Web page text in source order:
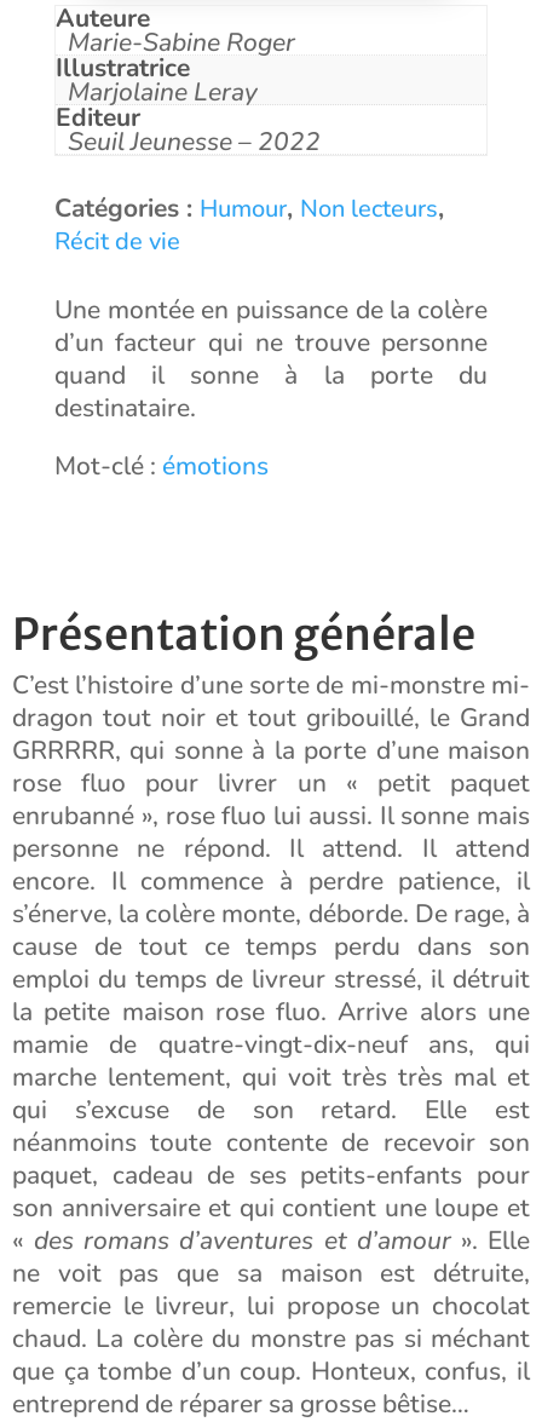
Auteure
Marie-Sabine Roger
Illustratrice
Marjolaine Leray
Editeur
Seuil Jeunesse – 2022
Catégories : Humour, Non lecteurs,
Récit de vie
Une montée en puissance de la colère
d’un facteur qui ne trouve personne
quand il sonne à la porte du
destinataire.
Mot-clé : émotions
Présentation générale
C’est l’histoire d’une sorte de mi-monstre mi-
dragon tout noir et tout gribouillé, le Grand
GRRRRR, qui sonne à la porte d’une maison
rose fluo pour livrer un « petit paquet
enrubanné », rose fluo lui aussi. Il sonne mais
personne ne répond. Il attend. Il attend
encore. Il commence à perdre patience, il
s’énerve, la colère monte, déborde. De rage, à
cause de tout ce temps perdu dans son
emploi du temps de livreur stressé, il détruit
la petite maison rose fluo. Arrive alors une
mamie de quatre-vingt-dix-neuf ans, qui
marche lentement, qui voit très très mal et
qui s’excuse de son retard. Elle est
néanmoins toute contente de recevoir son
paquet, cadeau de ses petits-enfants pour
son anniversaire et qui contient une loupe et
« des romans d’aventures et d’amour ». Elle
ne voit pas que sa maison est détruite,
remercie le livreur, lui propose un chocolat
chaud. La colère du monstre pas si méchant
que ça tombe d’un coup. Honteux, confus, il
entreprend de réparer sa grosse bêtise…